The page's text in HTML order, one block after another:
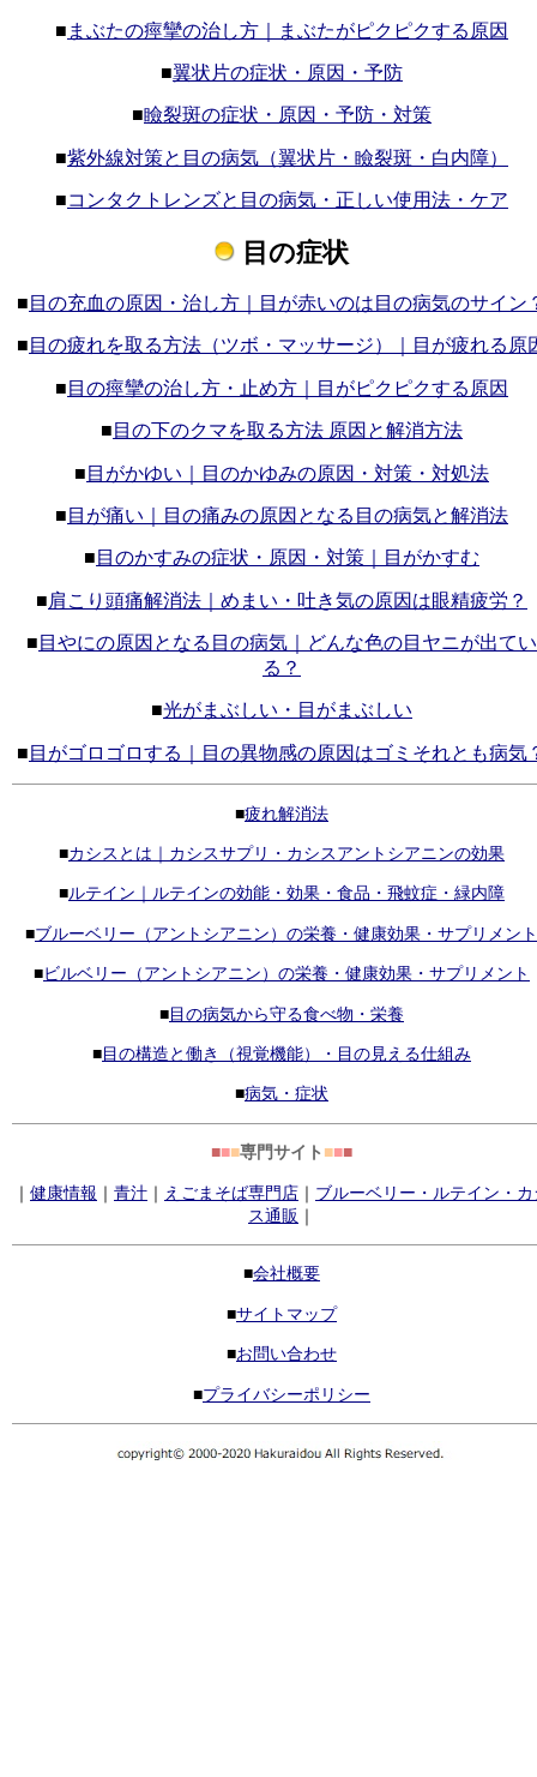
■ まぶたの痙攣の治し方｜まぶたがピクピクする原因
■翼状片の症状・原因・予防
■瞼裂斑の症状・原因・予防・対策
■紫外線対策と目の病気（翼状片・瞼裂斑・白内障）
■コンタクトレンズと目の病気・正しい使用法・ケア
目の症状
■ 目の充血の原因・治し方｜目が赤いのは目の病気のサイン
■ 目の疲れを取る方法（ツボ・マッサージ）｜目が疲れる原
■ 目の痙攣の治し方・止め方｜目がピクピクする原因
■ 目の下のクマを取る方法 原因と解消方法
■ 目がかゆい｜目のかゆみの原因・対策・対処法
■ 目が痛い｜目の痛みの原因となる目の病気と解消法
■ 目のかすみの症状・原因・対策｜目がかすむ
■肩こり頭痛解消法｜めまい・吐き気の原因は眼精疲労？
■ 目やにの原因となる目の病気｜どんな色の目ヤニが出てい
る？
■光がまぶしい・目がまぶしい
■ 目がゴロゴロする｜目の異物感の原因はゴミそれとも病気
■疲れ解消法
■カシスとは｜カシスサプリ・カシスアントシアニンの効果
■ルテイン｜ルテインの効能・効果・食品・飛蚊症・緑内障
■ブルーベリー（アントシアニン）の栄養・健康効果・サプリメント
■ビルベリー（アントシアニン）の栄養・健康効果・サプリメント
■目の病気から守る食べ物・栄養
■目の構造と働き（視覚機能）・目の見える仕組み
■病気・症状
■■■専門サイト ■■■
｜ 健康情報 ｜ 青汁 ｜ えごまそば専門店 ｜ ブルーベリー・ルテイン・カ
ス通販 ｜
■会社概要
■サイトマップ
■お問い合わせ
■プライバシーポリシー